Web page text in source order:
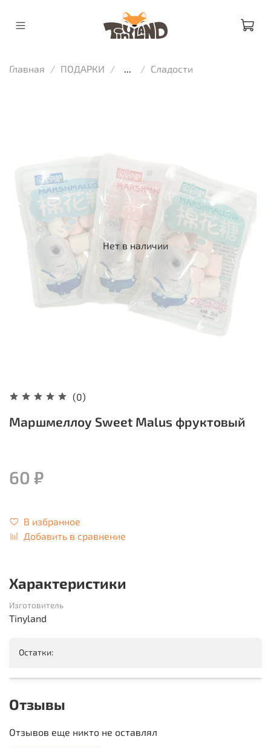
Главная ПОДАРКИ Сладости
Нет в наличии
(0)
Маршмеллоу Sweet Malus фруктовый
60 ₽
В избранное
Добавить в сравнение
Характеристики
Изготовитель
Tinyland
Остатки:
Отзывы
Отзывов еще никто не оставлял